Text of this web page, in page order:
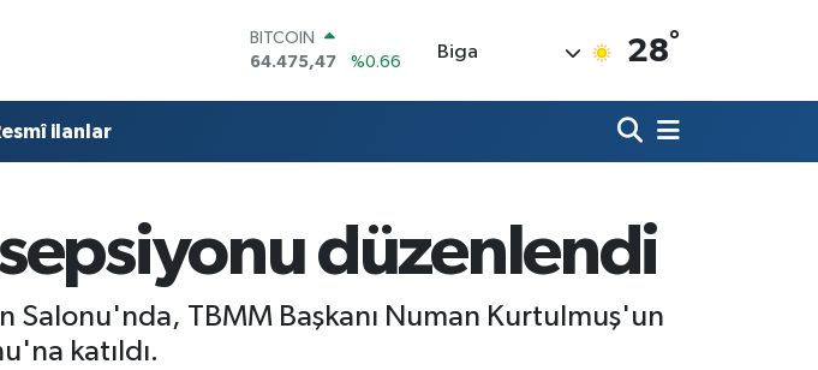
DOLAR
47,5986
%0.06
64,2438
%0.21
13.703
%0
BITCOIN
64.475,47
%0.66
Biga 28°
ilanlar
düzenlendi
Salonu'nda, TBMM Başkanı Numan Kurtulmuş'un
katıldı.